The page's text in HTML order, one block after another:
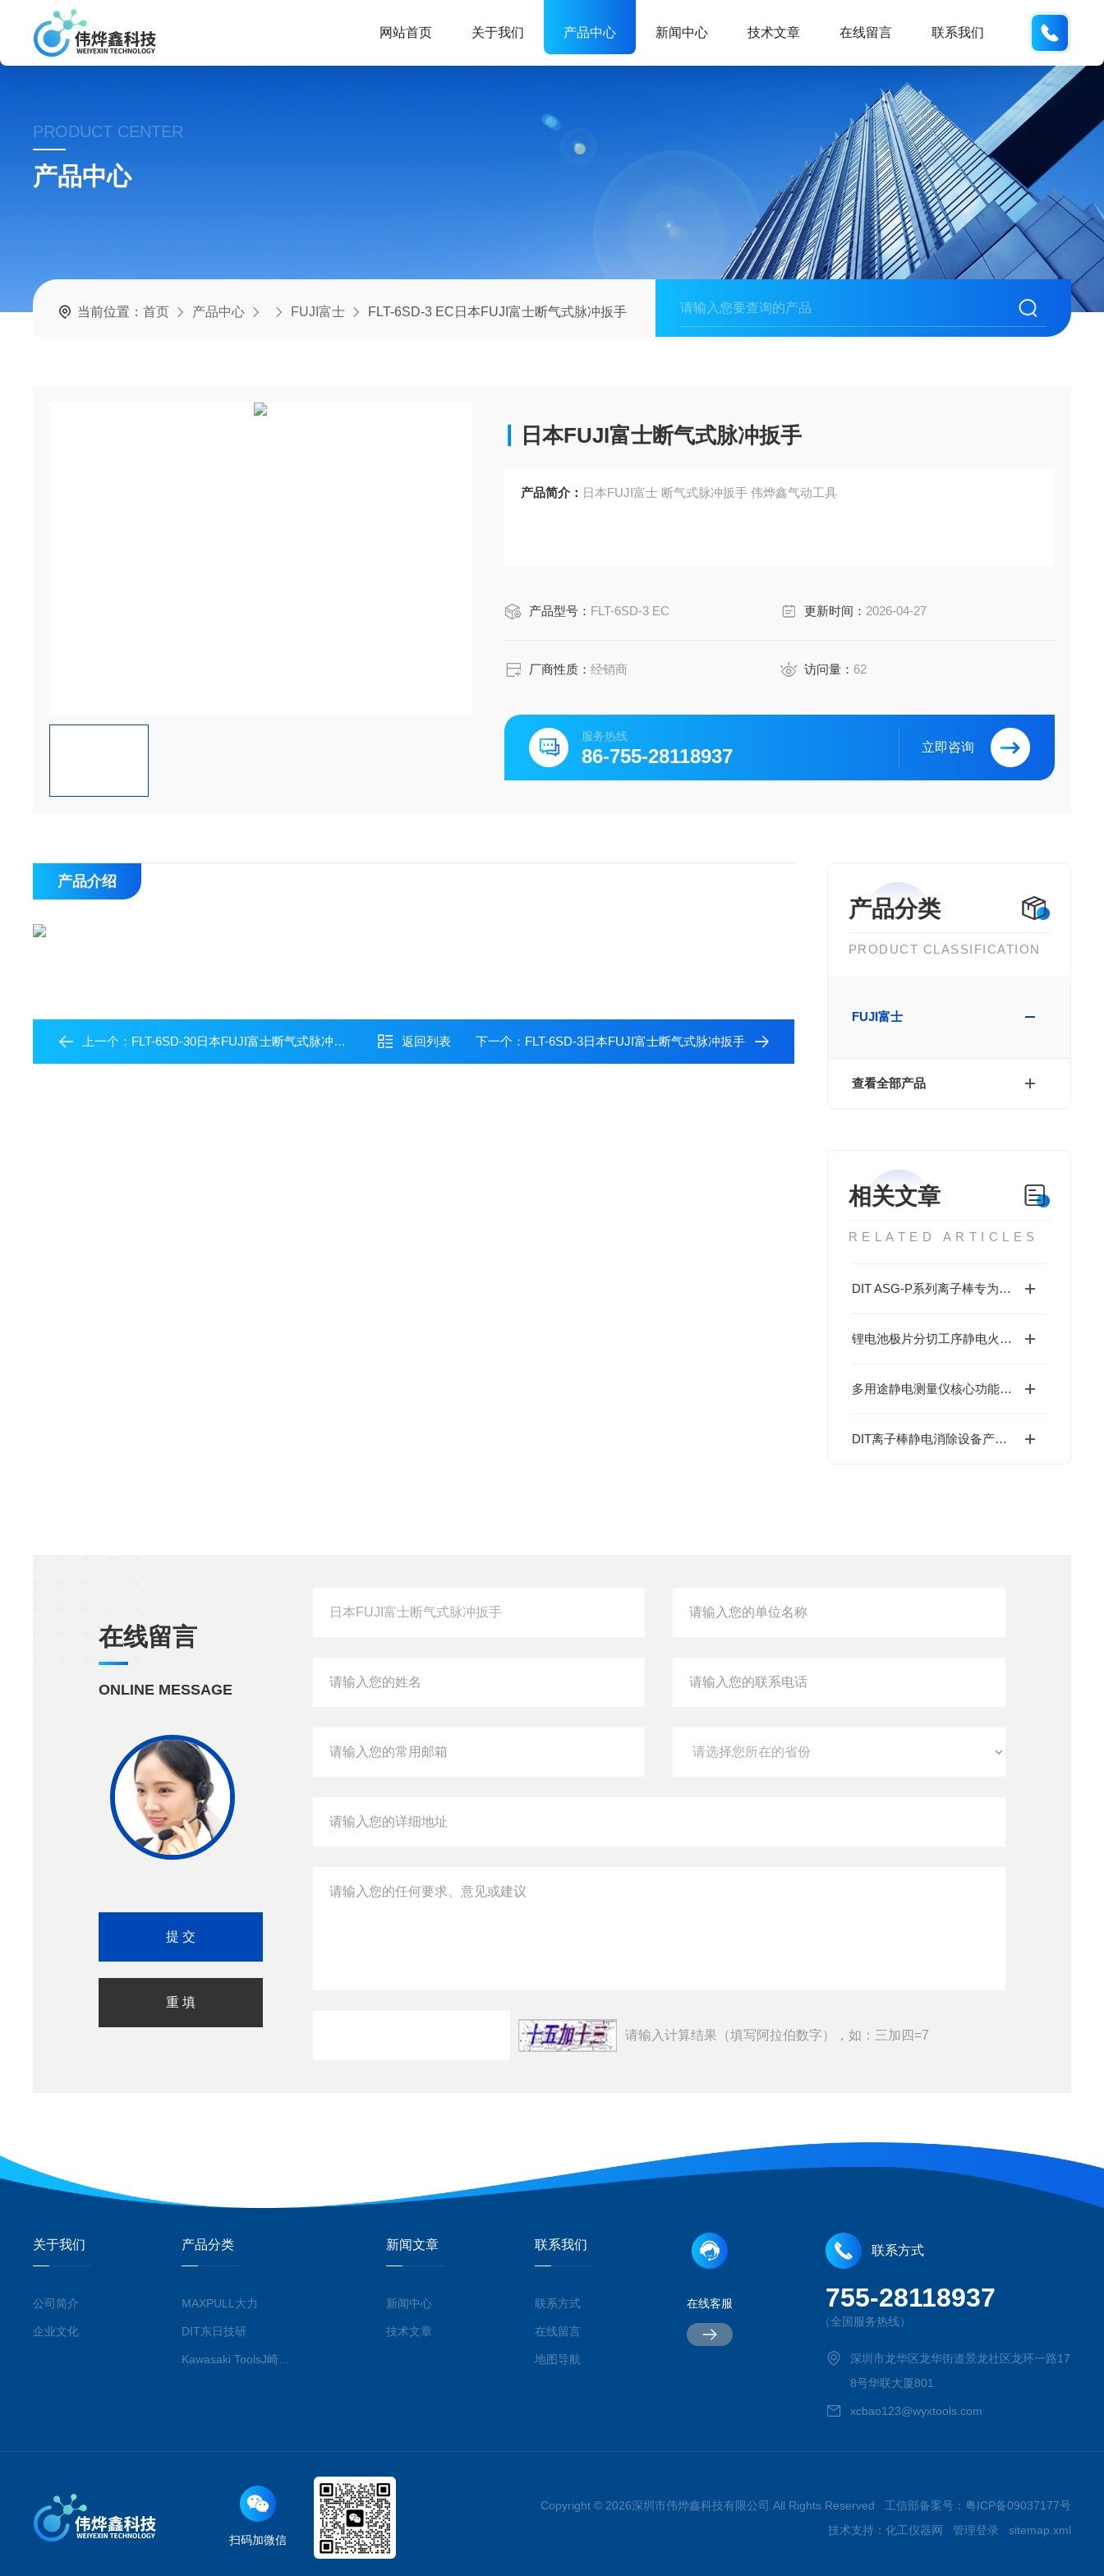
网站首页 关于我们 产品中心 新闻中心 技术文章 在线留言 联系我们
PRODUCT CENTER
产品中心
当前位置：首页 产品中心 FUJI富士 FLT-6SD-3 EC日本FUJI富士断气式脉冲扳手
日本FUJI富士断气式脉冲扳手
产品简介： 日本FUJI富士 断气式脉冲扳手 伟烨鑫气动工具
产品型号： FLT-6SD-3 EC 更新时间： 2026-04-27
厂商性质：经销商 访问量： 62
服务热线
86-755-28118937 立即咨询
产品分类
PRODUCT CLASSIFICATION
FUJI富士
查看全部产品
相关文章
RELATED ARTICLES
DIT ASG-P系列离子棒专为短距离高速静电消除设计
锂电池极片分切工序静电火花防控：DIT离子风机的防爆安全处理方案
多用途静电测量仪核心功能大起底：多场景适配，精准掌控静电动态！
DIT离子棒静电消除设备产品特性与应用说明
产品介绍
上一个： FLT-6SD-30日本FUJI富士断气式脉冲扳手 返回列表 下一个： FLT-6SD-3日本FUJI富士断气式脉冲扳手
在线留言
ONLINE MESSAGE
请输入计算结果（填写阿拉伯数字），如：三加四=7
关于我们
公司简介
企业文化
产品分类
MAXPULL大力
DIT东日技研
Kawasaki ToolsJ崎工具
新闻文章
新闻中心
技术文章
联系我们
联系方式
在线留言
地图导航
在线客服
联系方式
755-28118937
（全国服务热线）
深圳市龙华区龙华街道景龙社区龙环一路17
8号华联大厦801
xcbao123@wyxtools.com
扫码加微信
Copyright © 2026深圳市伟烨鑫科技有限公司 All Rights Reserved 工信部备案号： 粤ICP备09037177号
技术支持： 化工仪器网 管理登录 sitemap.xml